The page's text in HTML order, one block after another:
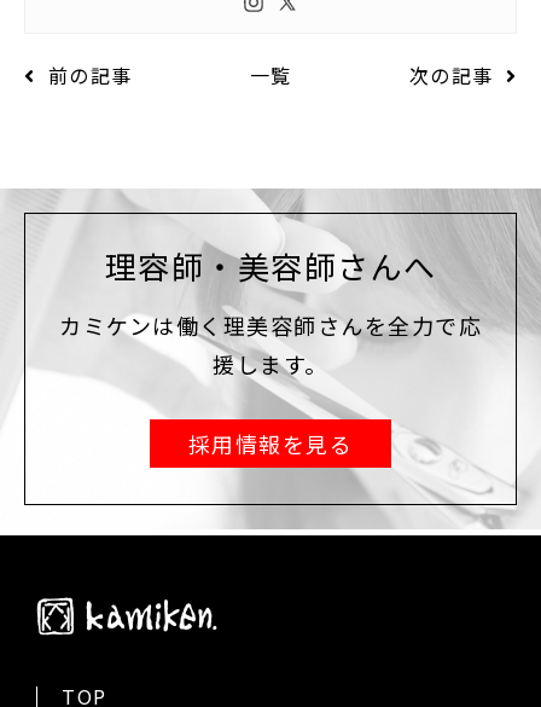
前の記事 一覧 次の記事
理容師・美容師さんへ
カミケンは働く理美容師さんを全力で応
援します。
採用情報を見る
TOP